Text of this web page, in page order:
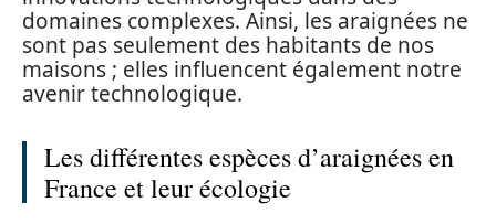
domaines complexes. Ainsi, les araignées ne
sont pas seulement des habitants de nos
maisons ; elles influencent également notre
avenir technologique.
Les différentes espèces d’araignées en
France et leur écologie